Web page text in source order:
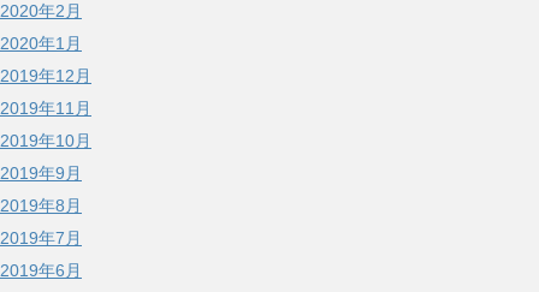
2020年2月
2020年1月
2019年12月
2019年11月
2019年10月
2019年9月
2019年8月
2019年7月
2019年6月